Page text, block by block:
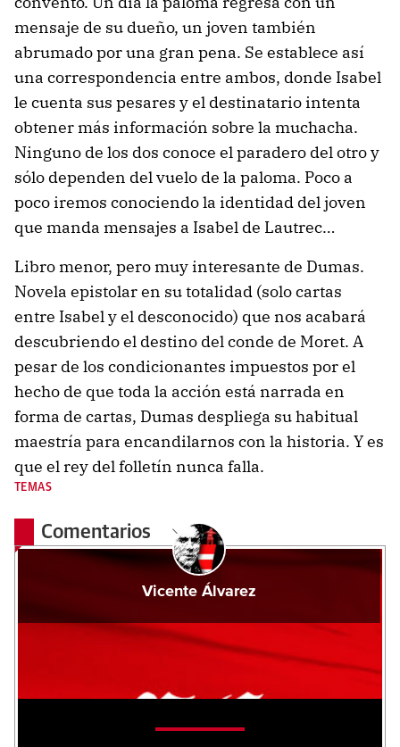
mensaje de su dueño, un joven también
abrumado por una gran pena. Se establece así
una correspondencia entre ambos, donde Isabel
le cuenta sus pesares y el destinatario intenta
obtener más información sobre la muchacha.
Ninguno de los dos conoce el paradero del otro y
sólo dependen del vuelo de la paloma. Poco a
poco iremos conociendo la identidad del joven
que manda mensajes a Isabel de Lautrec…
Libro menor, pero muy interesante de Dumas.
Novela epistolar en su totalidad (solo cartas
entre Isabel y el desconocido) que nos acabará
descubriendo el destino del conde de Moret. A
pesar de los condicionantes impuestos por el
hecho de que toda la acción está narrada en
forma de cartas, Dumas despliega su habitual
maestría para encandilarnos con la historia. Y es
que el rey del folletín nunca falla.
TEMAS
Comentarios
Vicente Álvarez